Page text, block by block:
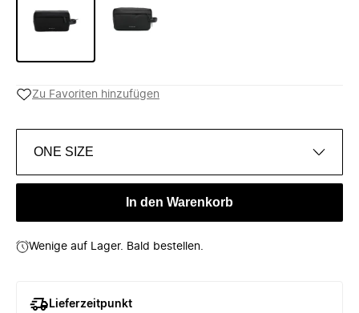
Zu Favoriten hinzufügen
ONE SIZE
In den Warenkorb
Wenige auf Lager. Bald bestellen.
Lieferzeitpunkt